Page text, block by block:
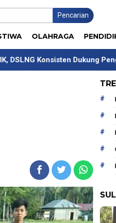
Pencarian
OLAHRAGA
Dukung Pengembangan